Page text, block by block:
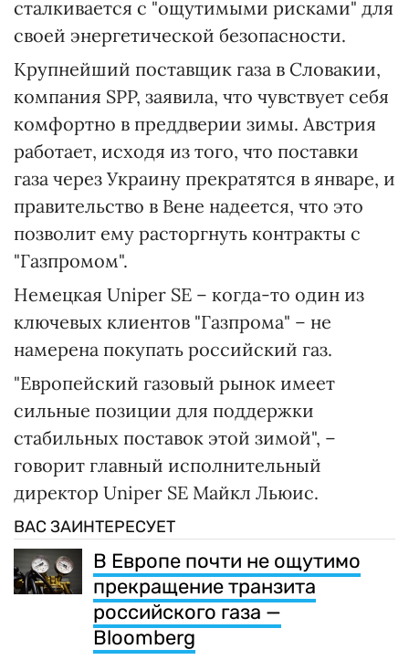
сталкивается с "ощутимыми рисками" для
своей энергетической безопасности.
Крупнейший поставщик газа в Словакии,
компания SPP, заявила, что чувствует себя
комфортно в преддверии зимы. Австрия
работает, исходя из того, что поставки
газа через Украину прекратятся в январе, и
правительство в Вене надеется, что это
позволит ему расторгнуть контракты с
"Газпромом".
Немецкая Uniper SE – когда-то один из
ключевых клиентов "Газпрома" – не
намерена покупать российский газ.
"Европейский газовый рынок имеет
сильные позиции для поддержки
стабильных поставок этой зимой", –
говорит главный исполнительный
директор Uniper SE Майкл Льюис.
ВАС ЗАИНТЕРЕСУЕТ
В Европе почти не ощутимо
прекращение транзита
российского газа —
Bloomberg